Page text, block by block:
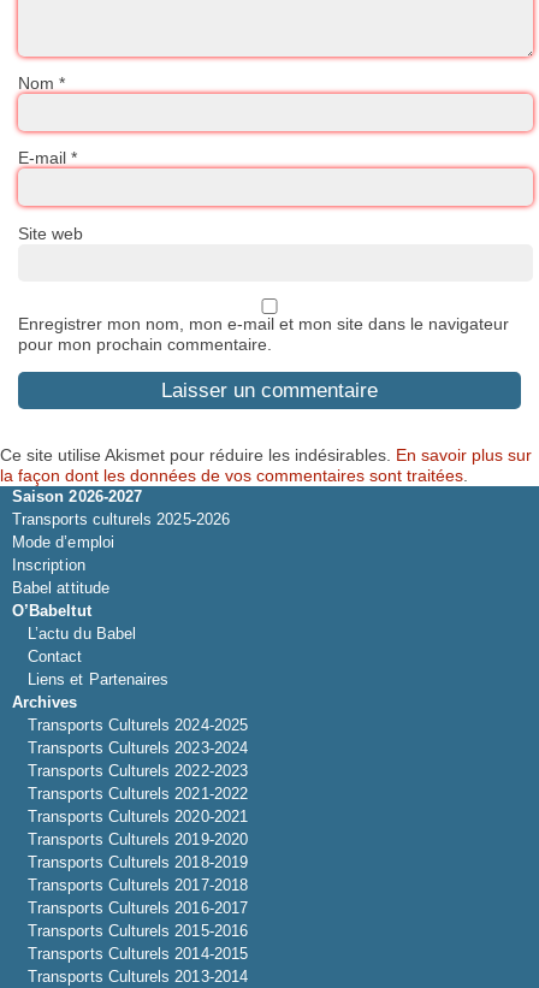
Nom *
E-mail *
Site web
Enregistrer mon nom, mon e-mail et mon site dans le navigateur
pour mon prochain commentaire.
Ce site utilise Akismet pour réduire les indésirables. En savoir plus sur
la façon dont les données de vos commentaires sont traitées
Saison 2026-2027
Transports culturels 2025-2026
Mode d’emploi
Inscription
Babel attitude
O’Babeltut
L’actu du Babel
Contact
Liens et Partenaires
Archives
Transports Culturels 2024-2025
Transports Culturels 2023-2024
Transports Culturels 2022-2023
Transports Culturels 2021-2022
Transports Culturels 2020-2021
Transports Culturels 2019-2020
Transports Culturels 2018-2019
Transports Culturels 2017-2018
Transports Culturels 2016-2017
Transports Culturels 2015-2016
Transports Culturels 2014-2015
Transports Culturels 2013-2014